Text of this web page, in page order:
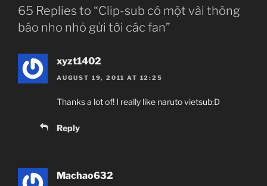
65 Replies to “Clip-sub có một vài thông
báo nho nhỏ gửi tới các fan”
xyzt1402
AUGUST 19, 2011 AT 12:25
Thanks a lot of! I really like naruto vietsub:D
Reply
Machao632